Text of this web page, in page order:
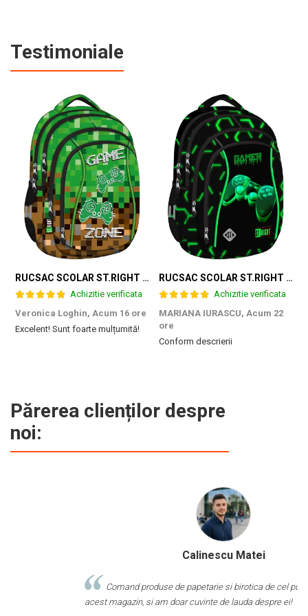
Testimoniale
RUCSAC SCOLAR ST.RIGHT 4 COMPARTIMENTE BP-04 GAME ZONE 698187
Achizitie verificata
Veronica Loghin, Acum 16 ore
Excelent! Sunt foarte mulțumită!
RUCSAC SCOLAR ST.RIGHT 4 COMPARTIMENTE BP-04 GREEN LEVEL 301339
Achizitie verificata
MARIANA IURASCU, Acum 22
ore
Conform descrierii
Părerea clienților despre
noi:
Calinescu Matei
Comand produse de papetarie si birotica de cel putin 10 ani de la
acest magazin, si am doar cuvinte de lauda despre ei!